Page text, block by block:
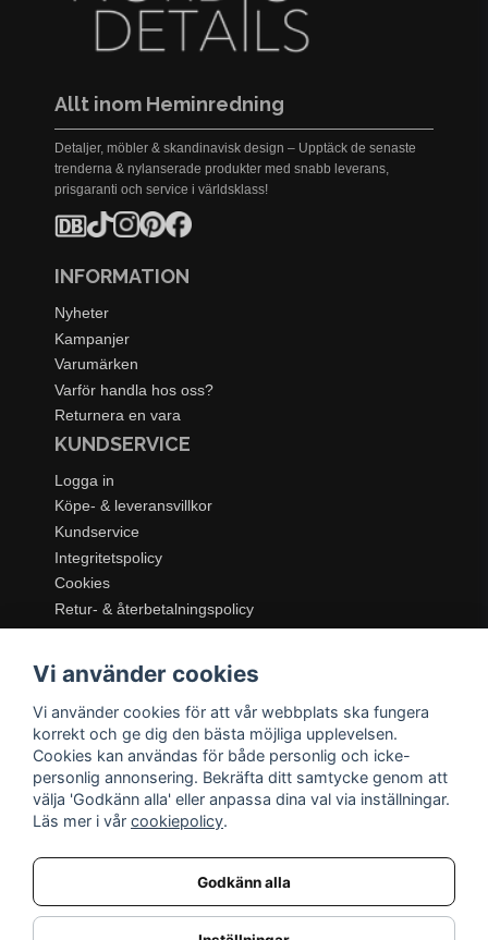
Allt inom Heminredning
Detaljer, möbler & skandinavisk design – Upptäck de senaste
trenderna & nylanserade produkter med snabb leverans,
prisgaranti och service i världsklass!
INFORMATION
Nyheter
Kampanjer
Varumärken
Varför handla hos oss?
Returnera en vara
KUNDSERVICE
Logga in
Köpe- & leveransvillkor
Kundservice
Integritetspolicy
Cookies
Retur- & återbetalningspolicy
Dukning & Servering
Kök & Matlagning
Belysning
Textil & Mattor
Möbler
Vi använder cookies
Vi använder cookies för att vår webbplats ska fungera
korrekt och ge dig den bästa möjliga upplevelsen.
Cookies kan användas för både personlig och icke-
personlig annonsering. Bekräfta ditt samtycke genom att
välja 'Godkänn alla' eller anpassa dina val via inställningar.
Läs mer i vår cookiepolicy.
Godkänn alla